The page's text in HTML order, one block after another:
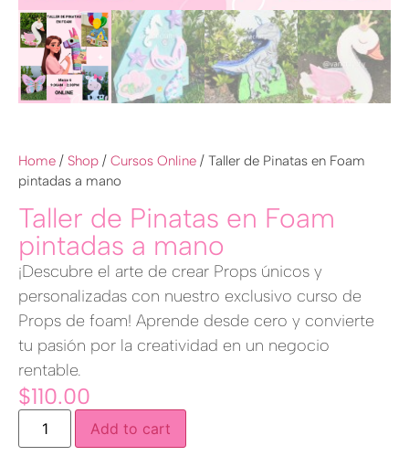
Home / Shop / Cursos Online / Taller de Pinatas en Foam
pintadas a mano
Taller de Pinatas en Foam
pintadas a mano
¡Descubre el arte de crear Props únicos y
personalizadas con nuestro exclusivo curso de
Props de foam! Aprende desde cero y convierte
tu pasión por la creatividad en un negocio
rentable.
$110.00
Add to cart